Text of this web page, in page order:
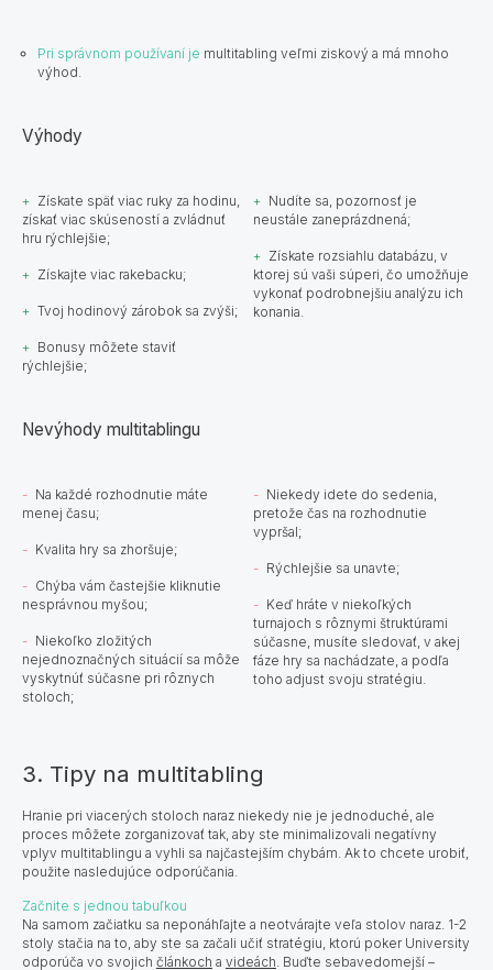
Pri správnom používaní je multitabling veľmi ziskový a má mnoho
výhod.
Výhody
Získate späť viac ruky za hodinu,
získať viac skúseností a zvládnuť
hru rýchlejšie;
Získajte viac rakebacku;
Tvoj hodinový zárobok sa zvýši;
Bonusy môžete staviť
rýchlejšie;
Nudíte sa, pozornosť je
neustále zaneprázdnená;
Získate rozsiahlu databázu, v
ktorej sú vaši súperi, čo umožňuje
vykonať podrobnejšiu analýzu ich
konania.
​​Nevýhody multitablingu
Na každé rozhodnutie máte
menej času;
Kvalita hry sa zhoršuje;
Chýba vám častejšie kliknutie
nesprávnou myšou;
Niekoľko zložitých
nejednoznačných situácií sa môže
vyskytnúť súčasne pri rôznych
stoloch;
Niekedy idete do sedenia,
pretože čas na rozhodnutie
vypršal;
Rýchlejšie sa unavte;
Keď hráte v niekoľkých
turnajoch s rôznymi štruktúrami
súčasne, musíte sledovať, v akej
fáze hry sa nachádzate, a podľa
toho adjust svoju stratégiu.
3. Tipy na multitabling
Hranie pri viacerých stoloch naraz niekedy nie je jednoduché, ale
proces môžete zorganizovať tak, aby ste minimalizovali negatívny
vplyv multitablingu a vyhli sa najčastejším chybám. Ak to chcete urobiť,
použite nasledujúce odporúčania.
Začnite s jednou tabuľkou
Na samom začiatku sa neponáhľajte a neotvárajte veľa stolov naraz. 1-2
stoly stačia na to, aby ste sa začali učiť stratégiu, ktorú poker University
odporúča vo svojich článkoch a videách . Buďte sebavedomejší –